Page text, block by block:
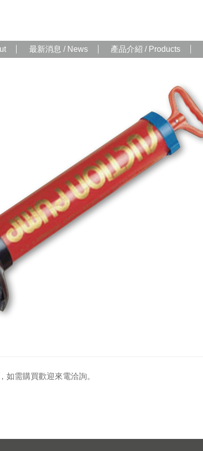
最新消息 / News 產品介紹 / Products
，如需購買歡迎來電洽詢。